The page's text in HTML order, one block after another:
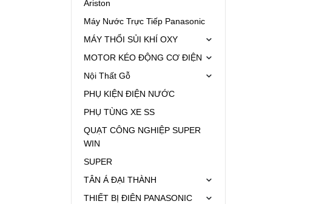
Ariston
Máy Nước Trực Tiếp Panasonic
MÁY THỔI SỦI KHÍ OXY
MOTOR KÉO ĐỘNG CƠ ĐIỆN
Nội Thất Gỗ
PHỤ KIỆN ĐIỆN NƯỚC
PHỤ TÙNG XE SS
QUẠT CÔNG NGHIỆP SUPER
WIN
SUPER
TÂN Á ĐẠI THÀNH
THIẾT BỊ ĐIÊN PANASONIC